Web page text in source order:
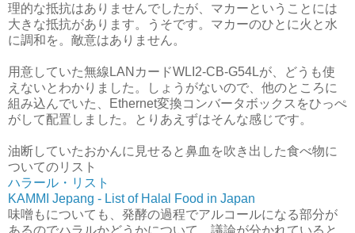
理的な抵抗はありませんでしたが、マカーということには
大きな抵抗があります。うそです。マカーのひとに火と水
に調和を。敵意はありません。
用意していた無線LANカードWLI2-CB-G54Lが、どうも使
えないとわかりました。しょうがないので、他のところに
組み込んでいた、Ethernet変換コンバータボックスをひっぺ
がして配置しました。とりあえずはそんな感じです。
油断していたおかんに見せると鼻血を吹き出した食べ物に
ついてのリスト
ハラール・リスト
KAMMI Jepang - List of Halal Food in Japan
味噌もについても、発酵の過程でアルコールになる部分が
あるのでハラルかどうかについて、議論が分かれていると